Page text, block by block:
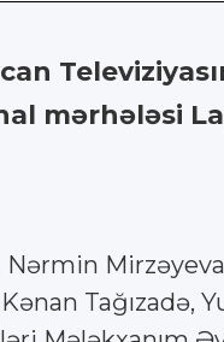
mərhələsi
Tağızadə,